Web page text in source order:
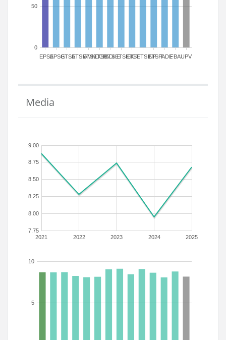
EPSAEPSGETSAETSIAMN
ETSICCP
ETSIADI
ETSIEETSIGCT
ETSIIETSINFETSITFADEFBAUPV
0
50
Media
2021 2022 2023 2024 2025
7.75
8.00
8.25
8.50
8.75
9.00
5
10